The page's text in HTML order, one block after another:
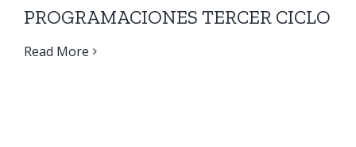
PROGRAMACIONES TERCER CICLO
Read More